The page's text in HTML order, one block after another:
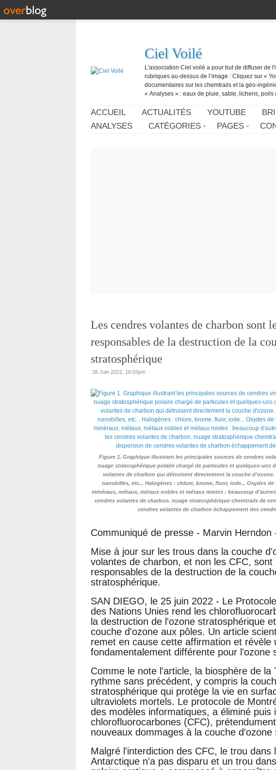
Ciel Voilé
L'association Ciel voilé a pour but de diffuser de
rubriques au-dessus de l’image : Cliquez sur «
documentaires sur les chemtrails et la géo-
« Analyses » : eaux de pluie, sable, lichens, poils
ACCUEIL ACTUALITÉS YOUTUBE
ANALYSES
CATÉGORIES PAGES
Les cendres volantes de charbon sont
responsables de la destruction de la
stratosphérique
26 Juin 2022, 16:03pm
Figure 1. Graphique illustrant les principales sources de cendres
nuage stratosphérique polaire chargé de particules et quelques-uns
volantes de charbon qui détruisent directement la couche
nanobilles, etc... Halogènes : chlore, brome, fluor, iode... Oxydes
minéraux, métaux, métaux nobles et métaux mixtes : beaucoup
cendres volantes de charbon. nuage stratosphérique chemtrails de
cendres volantes de charbon échappement des
Communiqué de presse - Marvin Herndon
Mise à jour sur les trous dans la couche
volantes de charbon, et non les CFC, sont
responsables de la destruction de la
stratosphérique.
SAN DIEGO, le 25 juin 2022 - Le
des Nations Unies rend les
la destruction de l'ozone stratosphérique
couche d'ozone aux pôles. Un article
remet en cause cette affirmation et révèle
fondamentalement différente pour l'ozone
Comme le note l'article, la biosphère de la
rythme sans précédent, y compris la
stratosphérique qui protège la vie en
ultraviolets mortels. Le protocole de
des modèles informatiques, a éliminé puis
chlorofluorocarbones (CFC),
nouveaux dommages à la couche d'ozone
Malgré l'interdiction des CFC, le trou dans
Antarctique n'a pas disparu et un trou